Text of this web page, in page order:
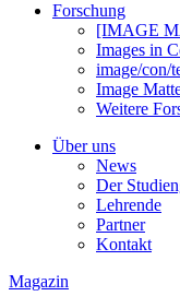
Forschung
[IMAGE
Images in
image/con/
Image
Weitere
Über uns
News
Der
Lehrende
Partner
Kontakt
Magazin